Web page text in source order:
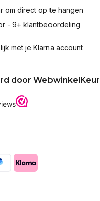
om direct op te hangen
- 9+ klantbeoordeling
met je Klarna account
door WebwinkelKeur